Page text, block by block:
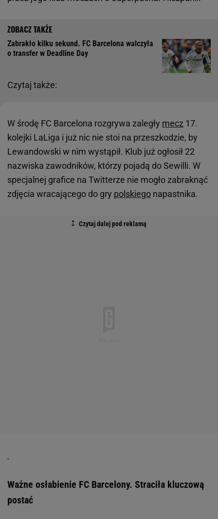
Czytaj także:
Zabrakło kilku sekund. FC Barcelona walczyła
o transfer w Deadline Day
W środę FC Barcelona rozgrywa zaległy mecz 17.
kolejki LaLiga i już nic nie stoi na przeszkodzie, by
Lewandowski w nim wystąpił. Klub już ogłosił 22
nazwiska zawodników, którzy pojadą do Sewilli. W
specjalnej grafice na Twitterze nie mogło zabraknąć
zdjęcia wracającego do gry polskiego napastnika.
Ważne osłabienie FC Barcelony. Straciła kluczową
postać